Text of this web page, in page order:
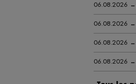
06.08.2026
06.08.2026
06.08.2026
06.08.2026
06.08.2026